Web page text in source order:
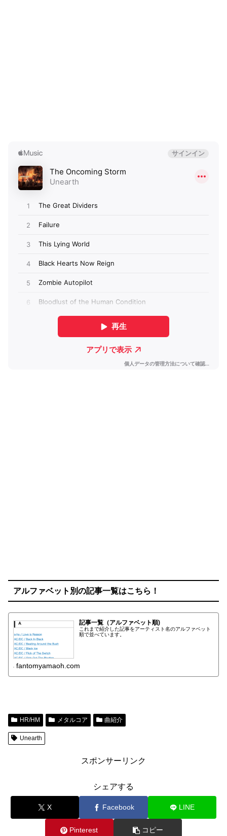
アルファベット別の記事一覧はこちら！
記事一覧（アルファベット順)
これまで紹介した記事をアーティスト名のアルファベット
順で並べています。
fantomyamaoh.com
HR/HM メタルコア 曲紹介
Unearth
スポンサーリンク
シェアする
X Facebook LINE
Pinterest コピー